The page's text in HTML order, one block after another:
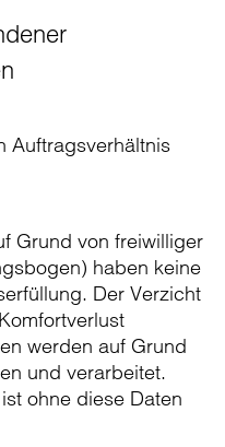
Auftragsverhältnis
Grund von freiwilliger
haben keine
Der Verzicht
werden auf Grund
und verarbeitet.
ohne diese Daten